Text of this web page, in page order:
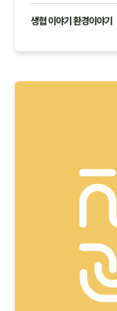
생협 이야기 환경이야기